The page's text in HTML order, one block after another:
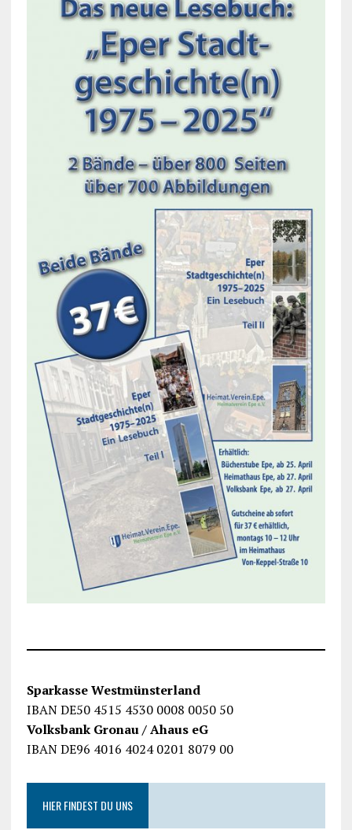
Sparkasse Westmünsterland
IBAN DE50 4515 4530 0008 0050 50
Volksbank Gronau / Ahaus eG
IBAN DE96 4016 4024 0201 8079 00
HIER FINDEST DU UNS